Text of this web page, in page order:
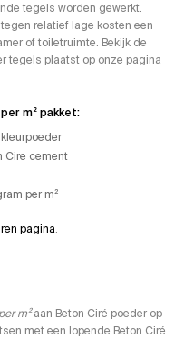
tegels worden gewerkt.
relatief lage kosten een
of toiletruimte. Bekijk de
tegels plaatst op onze pagina
m² pakket:
Cire cement
per m²
pagina.
m²aan Beton Ciré poeder op
met een lopende Beton Ciré